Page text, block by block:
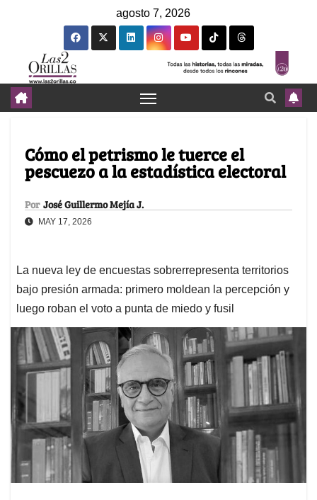
agosto 7, 2026
Cómo el petrismo le tuerce el
pescuezo a la estadística electoral
Por José Guillermo Mejía J.
MAY 17, 2026
La nueva ley de encuestas sobrerrepresenta territorios
bajo presión armada: primero moldean la percepción y
luego roban el voto a punta de miedo y fusil